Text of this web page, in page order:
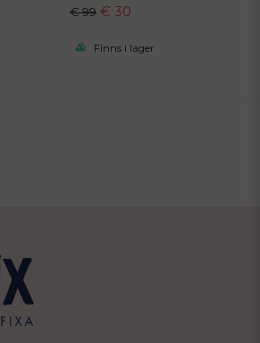
€ 99 € 30
Finns i lager